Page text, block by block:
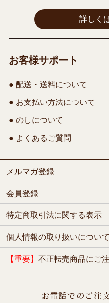
詳しく
お客様サポート
● 配送・送料について
● お支払い方法について
● のしについて
● よくあるご質問
メルマガ登録
会員登録
特定商取引法に関する表示
個人情報の取り扱いについて
【重要】不正転売商品にご
お電話でのご注